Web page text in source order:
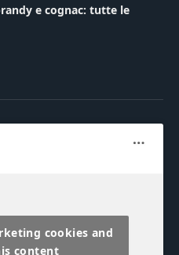
e cognac: tutte le
cookies and
content